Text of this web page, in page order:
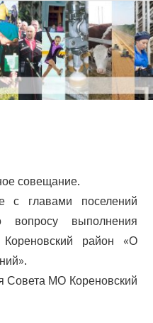
совещание.
с главами поселений
вопросу выполнения
район «О
Совета МО Кореновский